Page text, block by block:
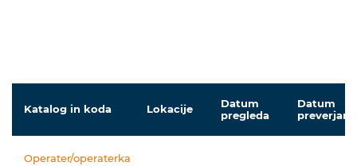
Katalog in koda Lokacije
Datum
pregleda
Datum
Operater/operaterka